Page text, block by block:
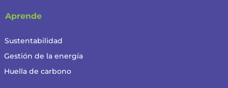
Aprende
Sustentabilidad
Gestión de la energía
Huella de carbono